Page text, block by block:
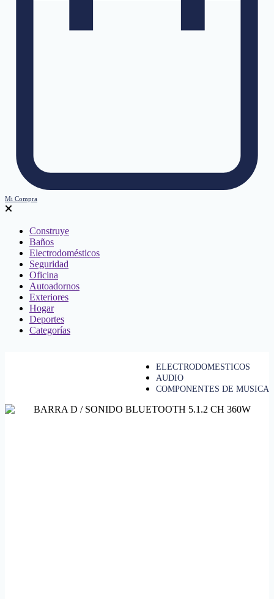
Mi Compra
Construye
Baños
Electrodomésticos
Seguridad
Oficina
Autoadornos
Exteriores
Hogar
Deportes
Categorías
ELECTRODOMESTICOS
AUDIO
COMPONENTES DE MUSICA